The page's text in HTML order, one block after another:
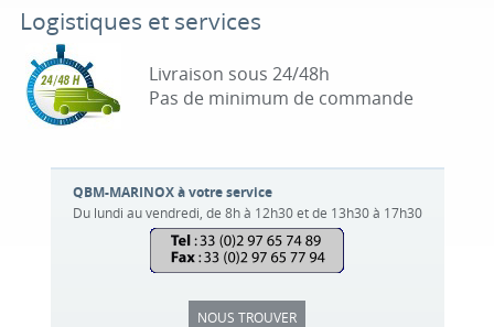
Logistiques et services
Livraison sous 24/48h
Pas de minimum de commande
QBM-MARINOX à votre service
Du lundi au vendredi, de 8h à 12h30 et de 13h30 à 17h30
NOUS TROUVER